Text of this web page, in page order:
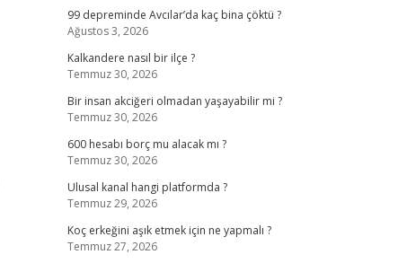
99 depreminde Avcılar’da kaç bina çöktü ?
Ağustos 3, 2026
Kalkandere nasıl bir ilçe ?
Temmuz 30, 2026
Bir insan akciğeri olmadan yaşayabilir mi ?
Temmuz 30, 2026
600 hesabı borç mu alacak mı ?
Temmuz 30, 2026
Ulusal kanal hangi platformda ?
Temmuz 29, 2026
Koç erkeğini aşık etmek için ne yapmalı ?
Temmuz 27, 2026